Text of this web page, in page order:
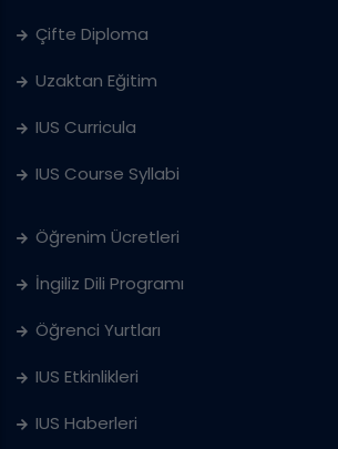
Çifte Diploma
Uzaktan Eğitim
IUS Curricula
IUS Course Syllabi
Öğrenim Ücretleri
İngiliz Dili Programı
Öğrenci Yurtları
IUS Etkinlikleri
IUS Haberleri